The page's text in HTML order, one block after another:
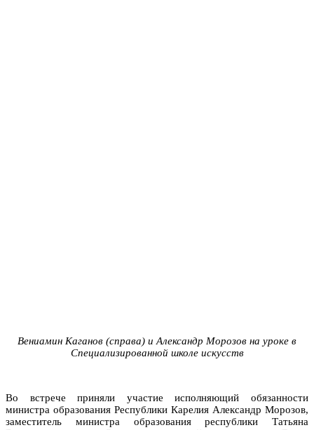
Вениамин Каганов (справа) и Александр Морозов на уроке в
Специализированной школе искусств
Во встрече приняли участие исполняющий обязанности
министра образования Республики Карелия Александр Морозов,
заместитель министра образования республики Татьяна